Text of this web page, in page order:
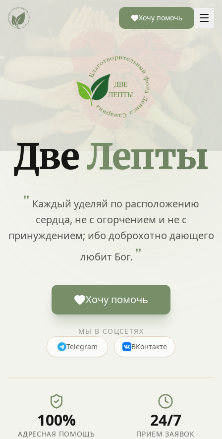
Хочу помочь
ДвеЛепты
" Каждый уделяй по расположению
сердца, не с огорчением и не с
принуждением; ибо доброхотно дающего
любит Бог. "
Хочу помочь
МЫ В СОЦСЕТЯХ
Telegram
ВКонтакте
100%
АДРЕСНАЯ ПОМОЩЬ
24/7
ПРИЕМ ЗАЯВОК